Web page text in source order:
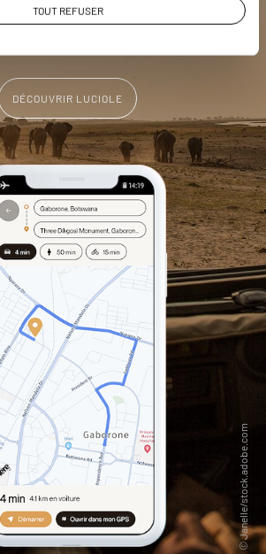
TOUT REFUSER
souvenirs à composer
DÉCOUVRIR LUCIOLE